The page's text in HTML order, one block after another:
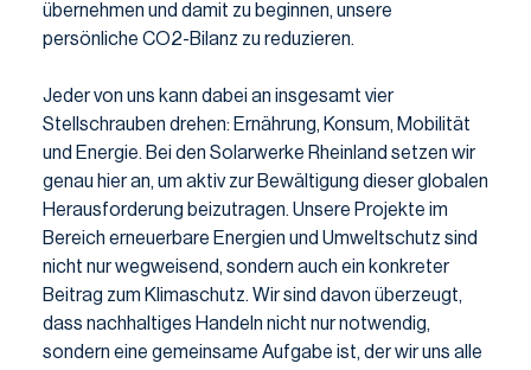
übernehmen und damit zu beginnen, unsere
persönliche CO2-Bilanz zu reduzieren.
Jeder von uns kann dabei an insgesamt vier
Stellschrauben drehen: Ernährung, Konsum, Mobilität
und Energie. Bei den Solarwerke Rheinland setzen wir
genau hier an, um aktiv zur Bewältigung dieser globalen
Herausforderung beizutragen. Unsere Projekte im
Bereich erneuerbare Energien und Umweltschutz sind
nicht nur wegweisend, sondern auch ein konkreter
Beitrag zum Klimaschutz. Wir sind davon überzeugt,
dass nachhaltiges Handeln nicht nur notwendig,
sondern eine gemeinsame Aufgabe ist, der wir uns alle